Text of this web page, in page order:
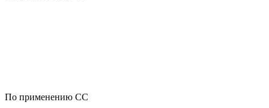
По применению CC